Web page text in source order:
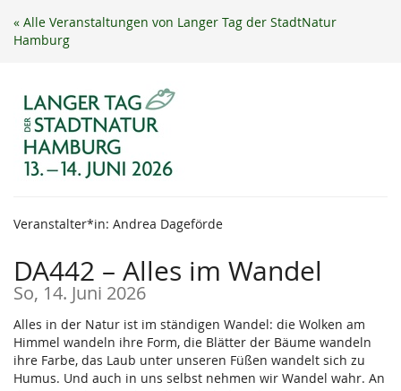
Zum
Haupt-
« Alle Veranstaltungen von Langer Tag der StadtNatur
Hamburg
Veranstalter*in: Andrea Dageförde
DA442 – Alles im Wandel
So, 14. Juni 2026
Alles in der Natur ist im ständigen Wandel: die Wolken am
Himmel wandeln ihre Form, die Blätter der Bäume wandeln
ihre Farbe, das Laub unter unseren Füßen wandelt sich zu
Humus. Und auch in uns selbst nehmen wir Wandel wahr. An